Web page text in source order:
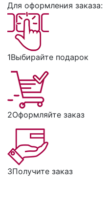
Для оформления заказа:
1Выбирайте подарок
2Оформляйте заказ
3Получите заказ